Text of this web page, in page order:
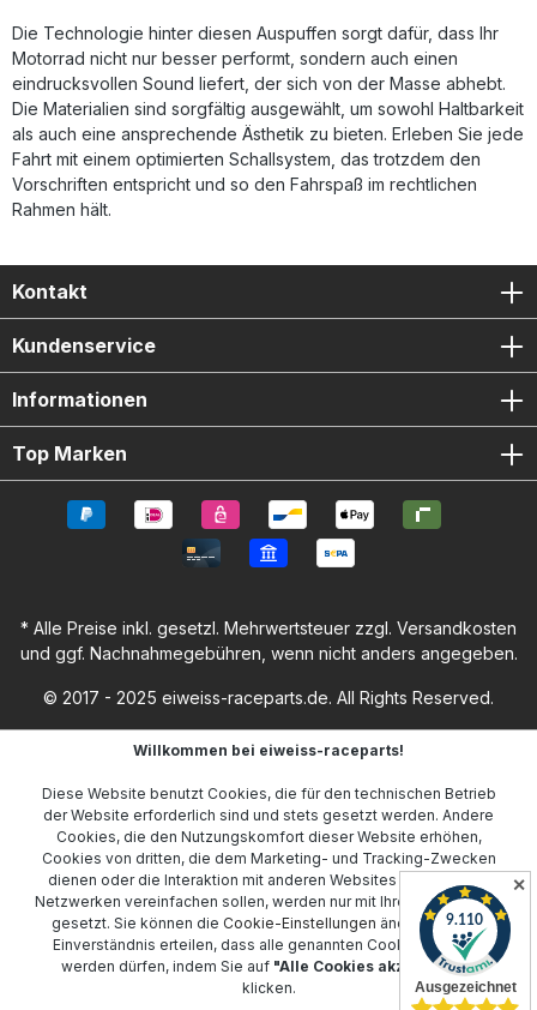
Die Technologie hinter diesen Auspuffen sorgt dafür, dass Ihr
Motorrad nicht nur besser performt, sondern auch einen
eindrucksvollen Sound liefert, der sich von der Masse abhebt.
Die Materialien sind sorgfältig ausgewählt, um sowohl Haltbarkeit
als auch eine ansprechende Ästhetik zu bieten. Erleben Sie jede
Fahrt mit einem optimierten Schallsystem, das trotzdem den
Vorschriften entspricht und so den Fahrspaß im rechtlichen
Rahmen hält.
Kontakt
Kundenservice
Informationen
Top Marken
* Alle Preise inkl. gesetzl. Mehrwertsteuer zzgl. Versandkosten
und ggf. Nachnahmegebühren, wenn nicht anders angegeben.
© 2017 - 2025 eiweiss-raceparts.de. All Rights Reserved.
Willkommen bei eiweiss-raceparts!
Diese Website benutzt Cookies, die für den technischen Betrieb
der Website erforderlich sind und stets gesetzt werden. Andere
Cookies, die den Nutzungskomfort dieser Website erhöhen,
Cookies von dritten, die dem Marketing- und Tracking-Zwecken
dienen oder die Interaktion mit anderen Websites und sozialen
Netzwerken vereinfachen sollen, werden nur mit Ihrer Zustimmung
gesetzt. Sie können die Cookie-Einstellungen ändern oder Ihr
Einverständnis erteilen, dass alle genannten Cookies gesetzt
werden dürfen, indem Sie auf "Alle Cookies akzeptieren"
klicken.
✕